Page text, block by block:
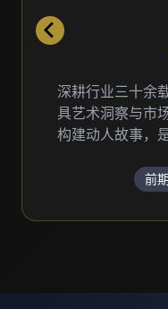
国家一级导演，
多部获奖电影、
事叙
创